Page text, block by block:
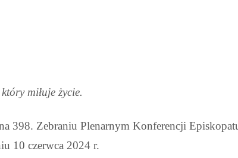
miłuje życie.
398. Zebraniu Plenarnym Konferencji
10 czerwca 2024 r.